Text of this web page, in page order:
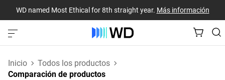
WD named Most Ethical for 8th straight year. Más información
Inicio
Todos los productos
Comparación de productos